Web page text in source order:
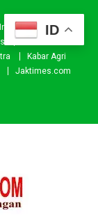
Investor
Donasi
Kabar.id
Kabar Agri
Jaktimes.com
ID